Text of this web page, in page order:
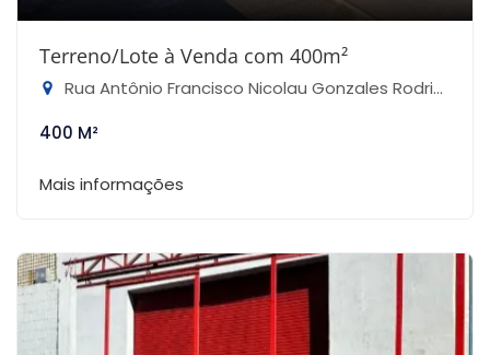
Terreno/Lote à Venda com 400m²
Rua Antônio Francisco Nicolau Gonzales Rodrigues - Jardim Casa Nova, Capela do Alto-SP
400 M²
Mais informações